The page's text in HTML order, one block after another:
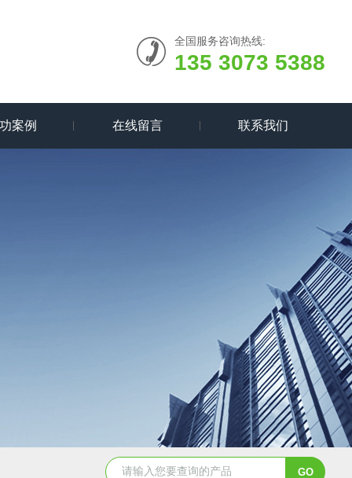
全国服务咨询热线:
135 3073 5388
案例 在线留言 联系我们
本进口sumitomo住友化学*氧化铝粉 AA-07工业级精品